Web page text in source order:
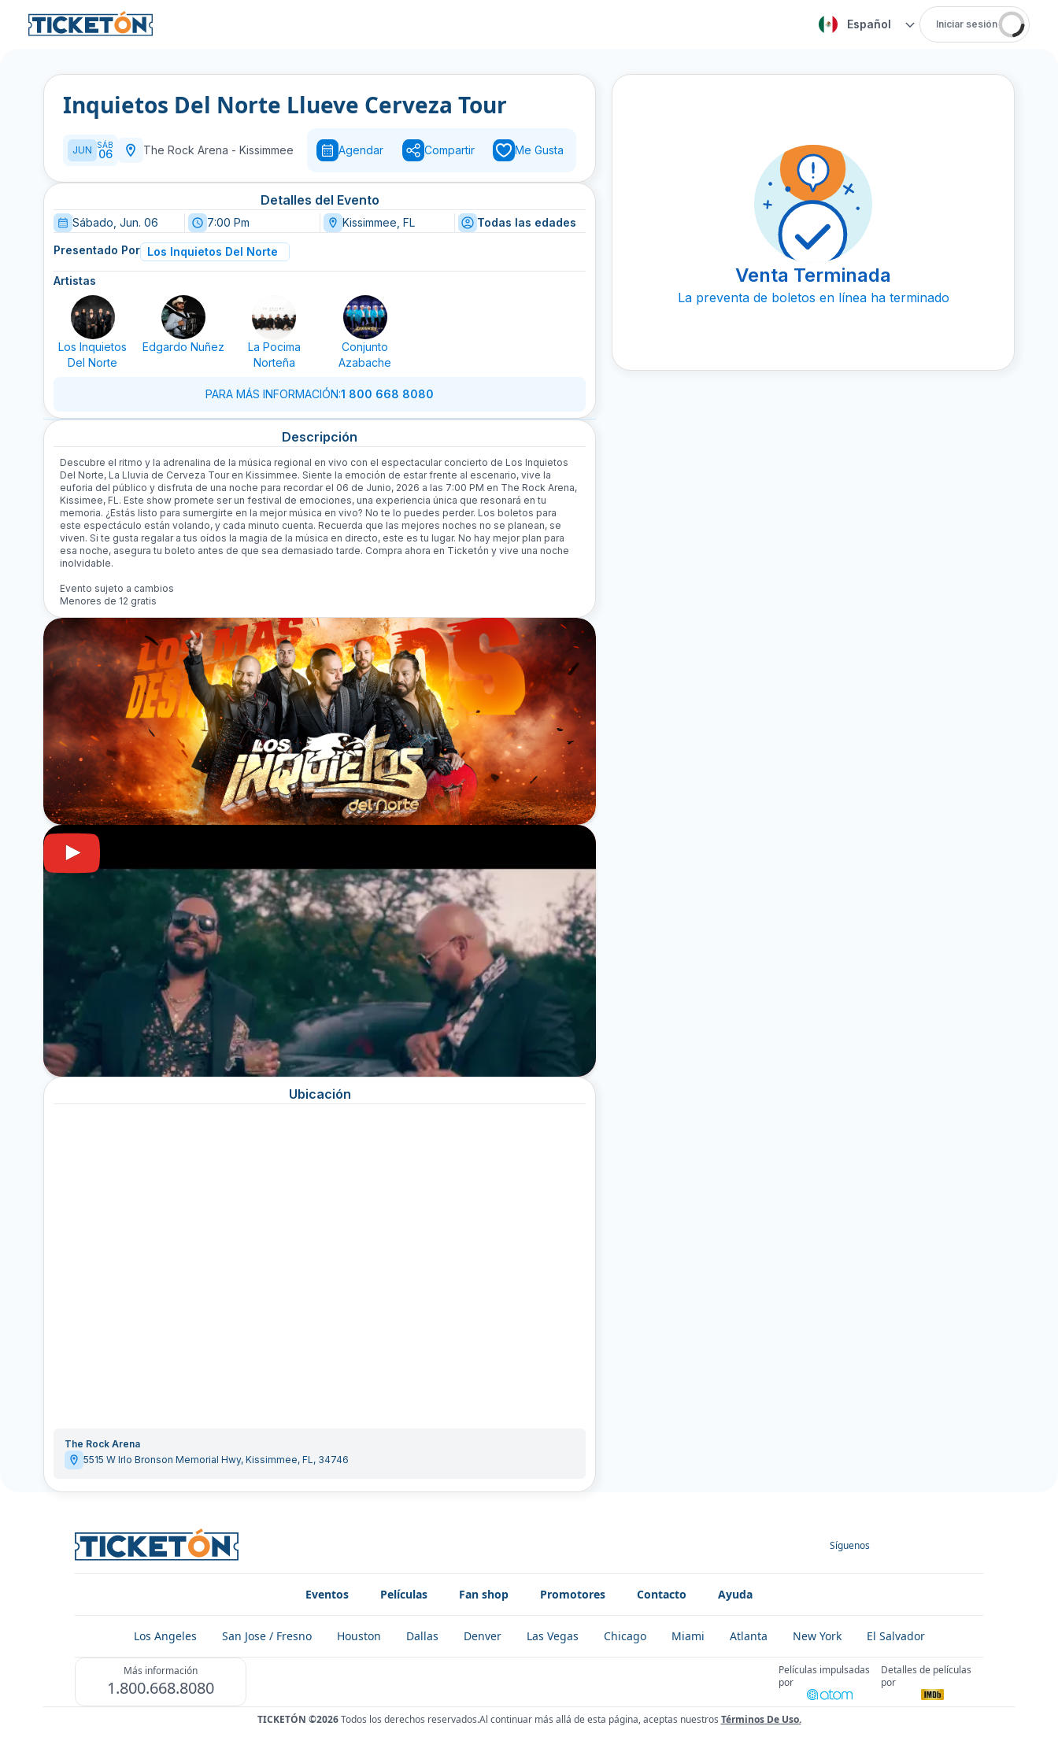
Español Iniciar sesión
Inquietos Del Norte Llueve Cerveza Tour
JUN SÁB
06 The Rock Arena - Kissimmee Agendar Compartir Me Gusta
Detalles del Evento
Sábado, Jun. 06 7:00 Pm Kissimmee, FL Todas las edades
Presentado Por Los Inquietos Del Norte
Artistas
Los Inquietos
Del Norte
Edgardo Nuñez
La Pocima
Norteña
Conjunto
Azabache
PARA MÁS INFORMACIÓN:1 800 668 8080
Descripción
Descubre el ritmo y la adrenalina de la música regional en vivo con el espectacular concierto de Los Inquietos
Del Norte, La Lluvia de Cerveza Tour en Kissimmee. Siente la emoción de estar frente al escenario, vive la
euforia del público y disfruta de una noche para recordar el 06 de Junio, 2026 a las 7:00 PM en The Rock Arena,
Kissimee, FL. Este show promete ser un festival de emociones, una experiencia única que resonará en tu
memoria. ¿Estás listo para sumergirte en la mejor música en vivo? No te lo puedes perder. Los boletos para
este espectáculo están volando, y cada minuto cuenta. Recuerda que las mejores noches no se planean, se
viven. Si te gusta regalar a tus oídos la magia de la música en directo, este es tu lugar. No hay mejor plan para
esa noche, asegura tu boleto antes de que sea demasiado tarde. Compra ahora en Ticketón y vive una noche
inolvidable.
Evento sujeto a cambios
Menores de 12 gratis
Ubicación
The Rock Arena
5515 W Irlo Bronson Memorial Hwy, Kissimmee, FL , 34746
Venta Terminada
La preventa de boletos en línea ha terminado
Síguenos
Eventos Películas Fan shop Promotores Contacto Ayuda
Los Angeles San Jose / Fresno Houston Dallas Denver Las Vegas Chicago Miami Atlanta New York El Salvador
Más información
1.800.668.8080
Películas impulsadas
por
Detalles de películas
por
TICKETÓN ©2026 Todos los derechos reservados.Al continuar más allá de esta página, aceptas nuestros Términos De Uso.